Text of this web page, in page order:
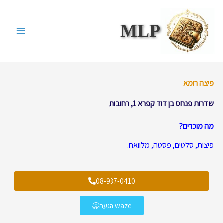
לתוכן
MLP
פיצה רומא
שדרות פנחס בן דוד קפרא 1, רחובות
מה מוכרים?
פיצות, סלטים, פסטה, מלוואח.
08-937-0410
waze הגעה